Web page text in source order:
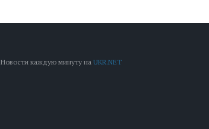
Новости каждую минуту наUKR.NET